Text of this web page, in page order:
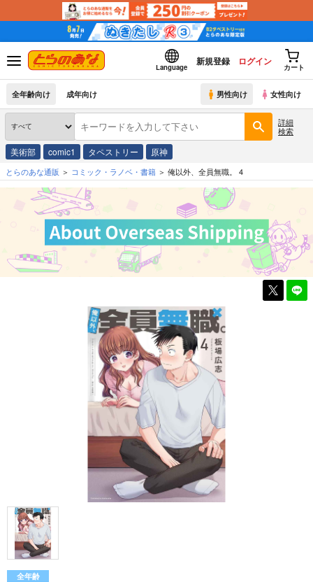
Language
新規登録 ログイン
カート
全年齢向け 成年向け 男性向け 女性向け
詳細
検索
美術部 comic1 タペストリー 原神
とらのあな通販 コミック・ラノベ・書籍 俺以外、全員無職。 4
全年齢